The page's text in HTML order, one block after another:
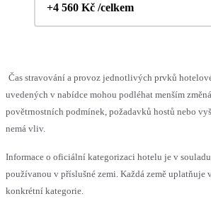
+4 560 Kč /celkem
Čas stravování a provoz jednotlivých prvků
uvedených v nabídce mohou podléhat menším
povětrnostních podmínek, požadavků hostů nebo
nemá vliv.
Informace o oficiální kategorizaci hotelu je v
používanou v příslušné zemi. Každá země
konkrétní kategorie.